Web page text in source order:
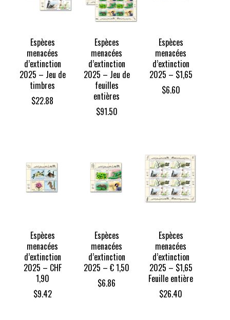
Espèces
menacées
d’extinction
2025 – Jeu de
timbres
$22.88
Espèces
menacées
d’extinction
2025 – Jeu de
feuilles
entières
$91.50
Espèces
menacées
d’extinction
2025 – $1,65
$6.60
Espèces
menacées
d’extinction
2025 – CHF
1,90
$9.42
Espèces
menacées
d’extinction
2025 – € 1,50
$6.86
Espèces
menacées
d’extinction
2025 – $1,65
Feuille entière
$26.40